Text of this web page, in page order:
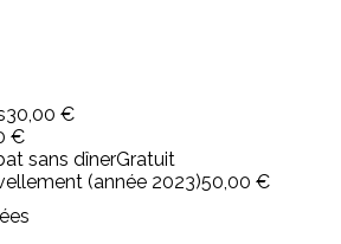
30,00 €
€
sans dînerGratuit
(année 2023)50,00 €